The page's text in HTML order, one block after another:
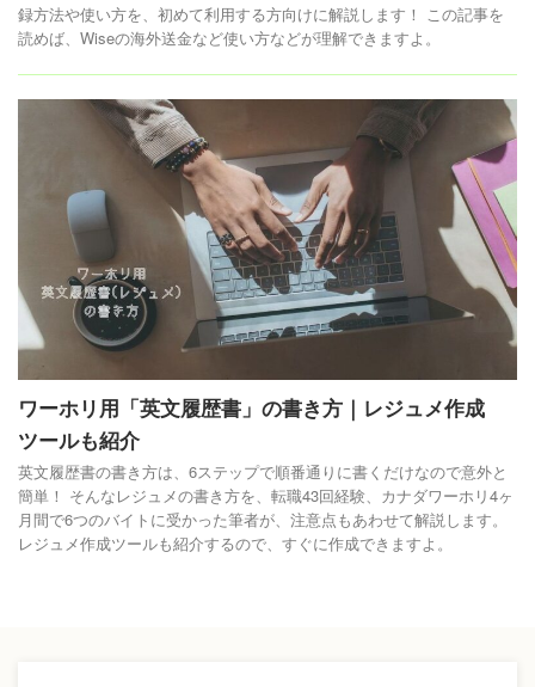
録方法や使い方を、初めて利用する方向けに解説します！ この記事を
読めば、Wiseの海外送金など使い方などが理解できますよ。
ワーホリ用「英文履歴書」の書き方｜レジュメ作成
ツールも紹介
英文履歴書の書き方は、6ステップで順番通りに書くだけなので意外と
簡単！ そんなレジュメの書き方を、転職43回経験、カナダワーホリ4ヶ
月間で6つのバイトに受かった筆者が、注意点もあわせて解説します。
レジュメ作成ツールも紹介するので、すぐに作成できますよ。